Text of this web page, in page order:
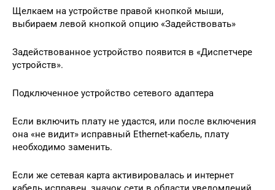
Щелкаем на устройстве правой кнопкой мыши,
выбираем левой кнопкой опцию «Задействовать»
Задействованное устройство появится в «Диспетчере
устройств».
Подключенное устройство сетевого адаптера
Если включить плату не удастся, или после включения
она «не видит» исправный Ethernet-кабель, плату
необходимо заменить.
Если же сетевая карта активировалась и интернет